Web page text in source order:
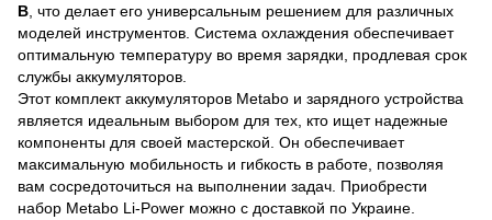
В , что делает его универсальным решением для различных
моделей инструментов. Система охлаждения обеспечивает
оптимальную температуру во время зарядки, продлевая срок
службы аккумуляторов.
Этот комплект аккумуляторов Metabo и зарядного устройства
является идеальным выбором для тех, кто ищет надежные
компоненты для своей мастерской. Он обеспечивает
максимальную мобильность и гибкость в работе, позволяя
вам сосредоточиться на выполнении задач. Приобрести
набор Metabo Li-Power можно с доставкой по Украине.